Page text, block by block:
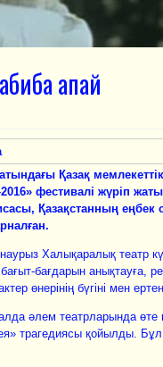
апай
Қазақ
фестивалі жүріп
Қазақстанның еңбек
Халықаралық театр
бағдарын анықтауға,
өнерінің бүгіні мен
әлем театрларында өте
трагедиясы қойылды.